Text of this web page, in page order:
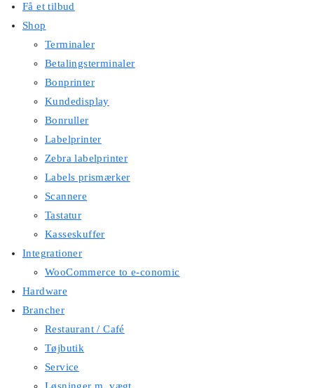
Få et tilbud
Shop
Terminaler
Betalingsterminaler
Bonprinter
Kundedisplay
Bonruller
Labelprinter
Zebra labelprinter
Labels prismærker
Scannere
Tastatur
Kasseskuffer
Integrationer
WooCommerce to e-conomic
Hardware
Brancher
Restaurant / Café
Tøjbutik
Service